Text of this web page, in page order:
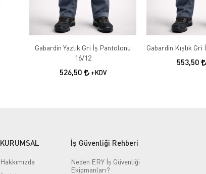
Gabardin Yazlık Gri İş Pantolonu
16/12
526,50 +KDV
553,50
KURUMSAL
Hakkımızda
İş Güvenliği Rehberi
Neden ERY İş Güvenliği
Ekipmanları?